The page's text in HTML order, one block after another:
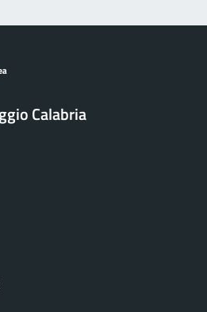
Calabria